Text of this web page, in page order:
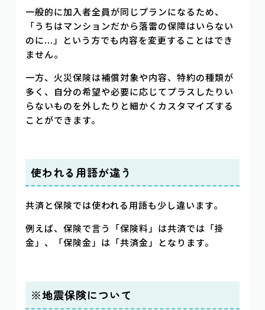
一般的に加入者全員が同じプランになるため、
「うちはマンションだから落雷の保障はいらない
のに...」という方でも内容を変更することはでき
ません。
一方、火災保険は補償対象や内容、特約の種類が
多く、自分の希望や必要に応じてプラスしたりい
らないものを外したりと細かくカスタマイズする
ことができます。
使われる用語が違う
共済と保険では使われる用語も少し違います。
例えば、保険で言う「保険料」は共済では「掛
金」、「保険金」は「共済金」となります。
※地震保険について